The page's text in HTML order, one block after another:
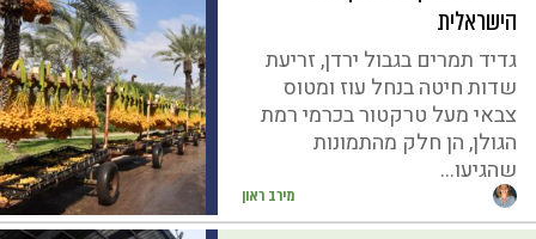
מירב ראון
הישראלית
גדיד תמרים בגבול ירדן, זריעת
שדות חיטה בנחל עוז ומטוס
צבאי מעל טרקטור בכרמי רמת
הגולן, הן חלק מהתמונות
שהגיעו...